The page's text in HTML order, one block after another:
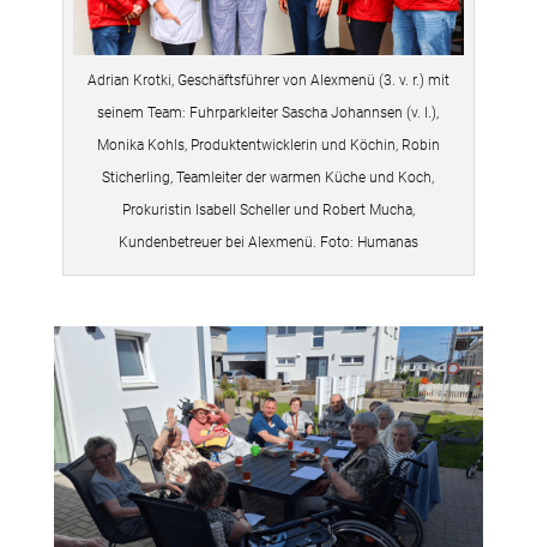
Adrian Krotki, Geschäftsführer von Alexmenü (3. v. r.) mit
seinem Team: Fuhrparkleiter Sascha Johannsen (v. l.),
Monika Kohls, Produktentwicklerin und Köchin, Robin
Sticherling, Teamleiter der warmen Küche und Koch,
Prokuristin Isabell Scheller und Robert Mucha,
Kundenbetreuer bei Alexmenü. Foto: Humanas